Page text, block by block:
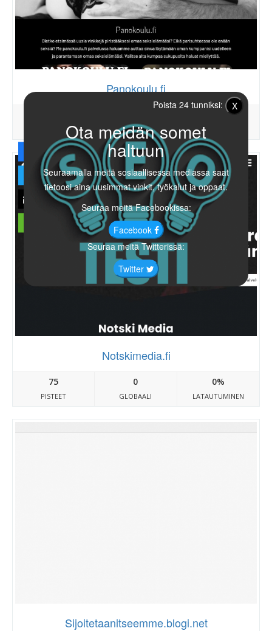
Panokoulu.fi
PISTEET GLOBAALI
90%
LATAUTUMINEN
Notskimedia.fi
75
PISTEET
0
GLOBAALI
0%
LATAUTUMINEN
Sijoitetaanitseemme.blogi.net
Ota meidän somet
haltuun
Seuraamalla meitä sosiaallisessa mediassa saat
tietoosi aina uusimmat vinkit, työkalut ja oppaat.
Seuraa meitä Facebookissa:
Facebook
Seuraa meitä Twitterissä:
Twitter
Poista 24 tunniksi: X